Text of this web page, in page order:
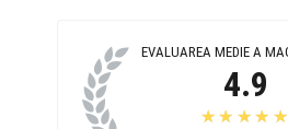
EVALUAREA MEDIE A
4.9
★★★★★